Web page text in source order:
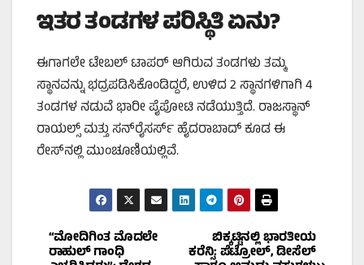
ಇತರ ತಂಡಗಳ ಪರಿಸ್ಥಿತಿ ಏನು?
ಈಗಾಗಲೇ ಟೇಬಲ್ ಟಾಪರ್ ಆಗಿರುವ ತಂಡಗಳು ತಮ್ಮ
ಸ್ಥಾನವನ್ನು ಭದ್ರಪಡಿಸಿಕೊಂಡಿದ್ದರೆ, ಉಳಿದ 2 ಸ್ಥಾನಗಳಿಗಾಗಿ 4
ತಂಡಗಳ ನಡುವೆ ಭಾರೀ ಪೈಪೋಟಿ ನಡೆಯುತ್ತಿದೆ. ರಾಜಸ್ಥಾನ್
ರಾಯಲ್ಸ್ ಮತ್ತು ಸನ್‌ರೈಸರ್ಸ್ ಹೈದರಾಬಾದ್ ಕೂಡ ಈ
ರೇಸ್‌ನಲ್ಲಿ ಮುಂಚೂಣಿಯಲ್ಲಿವೆ.
Post ಬಿಕ್ಕಟ್ಟಿನಲ್ಲಿ ಭಾರತೀಯ
ಕರೆನ್ಸಿ: ಪೆಟ್ರೋಲ್, ಡೀಸೆಲ್
“ಮೋದಿಗಿಂತ ಮೊದಲೇ
ರಾಹುಲ್ ಗಾಂಧಿ